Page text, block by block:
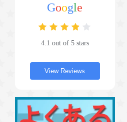
Google
4.1 out of 5 stars
View Reviews